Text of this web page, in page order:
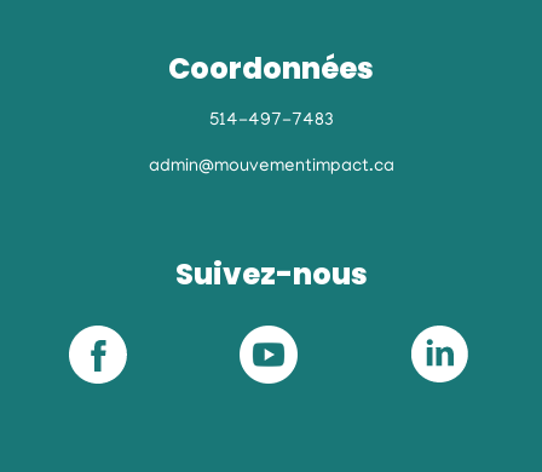
Coordonnées
514-497-7483
admin@mouvementimpact.ca
Suivez-nous